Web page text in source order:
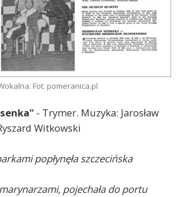
Fot. pomeranica.pl
- Trymer. Muzyka: Jarosław
Witkowski
popłynęła szczecińska
pojechała do portu